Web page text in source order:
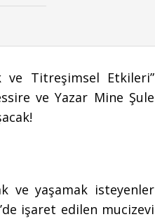
ve Titreşimsel Etkileri”
ve Yazar Mine Şule
ve yaşamak isteyenler
işaret edilen mucizevi